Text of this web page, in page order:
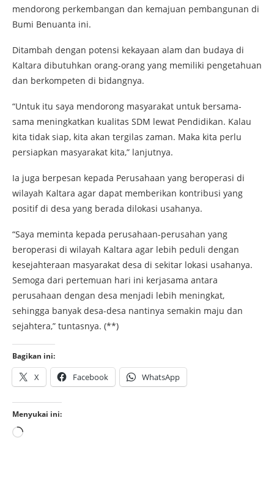
mendorong perkembangan dan kemajuan pembangunan di
Bumi Benuanta ini.
Ditambah dengan potensi kekayaan alam dan budaya di
Kaltara dibutuhkan orang-orang yang memiliki pengetahuan
dan berkompeten di bidangnya.
“Untuk itu saya mendorong masyarakat untuk bersama-
sama meningkatkan kualitas SDM lewat Pendidikan. Kalau
kita tidak siap, kita akan tergilas zaman. Maka kita perlu
persiapkan masyarakat kita,” lanjutnya.
Ia juga berpesan kepada Perusahaan yang beroperasi di
wilayah Kaltara agar dapat memberikan kontribusi yang
positif di desa yang berada dilokasi usahanya.
“Saya meminta kepada perusahaan-perusahan yang
beroperasi di wilayah Kaltara agar lebih peduli dengan
kesejahteraan masyarakat desa di sekitar lokasi usahanya.
Semoga dari pertemuan hari ini kerjasama antara
perusahaan dengan desa menjadi lebih meningkat,
sehingga banyak desa-desa nantinya semakin maju dan
sejahtera,” tuntasnya. (**)
Bagikan ini:
X Facebook WhatsApp
Menyukai ini: